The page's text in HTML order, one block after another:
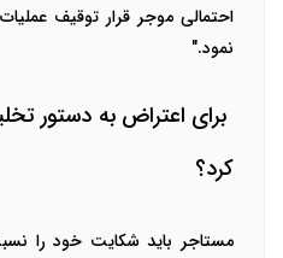
احتمالی موجر قرار توقیف
نمود."
برای اعتراض به دستور
کرد؟
مستاجر باید شکایت خود را